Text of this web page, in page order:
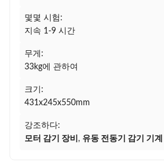
몇몇 시험:
지속 1-9 시간
무게:
33kg에 관하여
크기:
431x245x550mm
강조하다:
모터 감기 장비 , 유동 전동기 감기 기계